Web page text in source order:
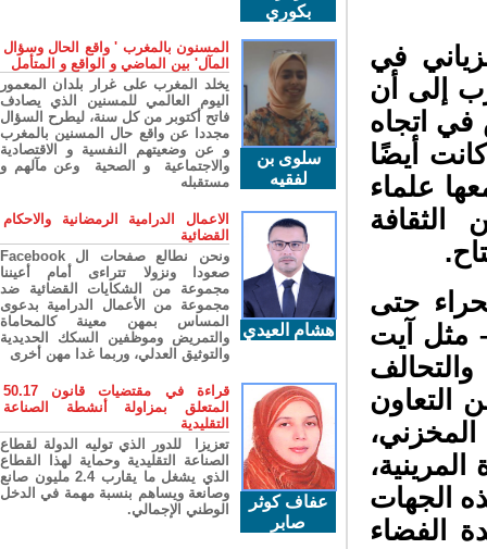
في
إلى أن
اتجاه
أيضًا
حملت معها علماء
حتى
مثل آيت
الجهات
الفضاء
بكوري
سلوى بن
لفقيه
المسنون بالمغرب ' واقع الحال وسؤال
المآل' بين الماضي و الواقع و المتأمل
يخلد المغرب على غرار بلدان المعمور
اليوم العالمي للمسنين الذي يصادف
فاتح أكتوبر من كل سنة، ليطرح السؤال
مجددا عن واقع حال المسنين بالمغرب
و عن وضعيتهم النفسية و الاقتصادية
والاجتماعية و الصحية وعن مآلهم و
مستقبله
هشام العيدي
الاعمال الدرامية الرمضانية والاحكام
القضائية
ونحن نطالع صفحات ال Facebook
صعودا ونزولا تتراءى أمام أعيننا
مجموعة من الشكايات القضائية ضد
مجموعة من الأعمال الدرامية بدعوى
المساس بمهن معينة كالمحاماة
والتمريض وموظفين السكك الحديدية
والتوثيق العدلي، وربما غدا مهن أخرى
عفاف كوثر
صابر
قراءة في مقتضيات قانون 50.17
المتعلق بمزاولة أنشطة الصناعة
التقليدية
تعزيزا للدور الذي توليه الدولة لقطاع
الصناعة التقليدية وحماية لهذا القطاع
الذي يشغل ما يقارب 2.4 مليون صانع
وصانعة ويساهم بنسبة مهمة في الدخل
الوطني الإجمالي.